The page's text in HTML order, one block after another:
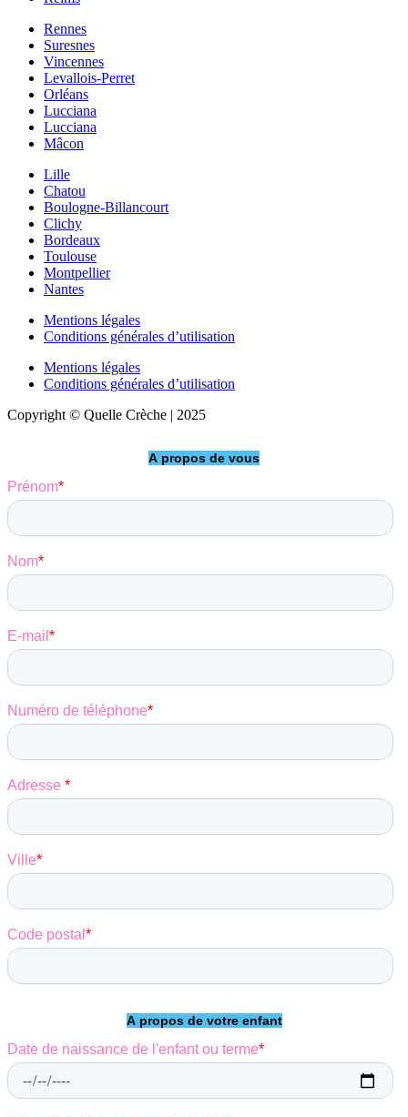
Rennes
Suresnes
Vincennes
Levallois-Perret
Orléans
Lucciana
Lucciana
Mâcon
Lille
Chatou
Boulogne-Billancourt
Clichy
Bordeaux
Toulouse
Montpellier
Nantes
Mentions légales
Conditions générales d’utilisation
Mentions légales
Conditions générales d’utilisation
Copyright © Quelle Crèche | 2025